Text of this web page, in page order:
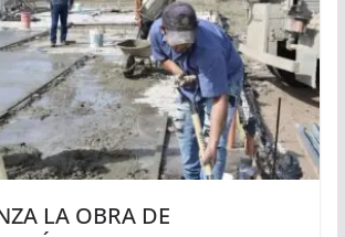
LA OBRA DE